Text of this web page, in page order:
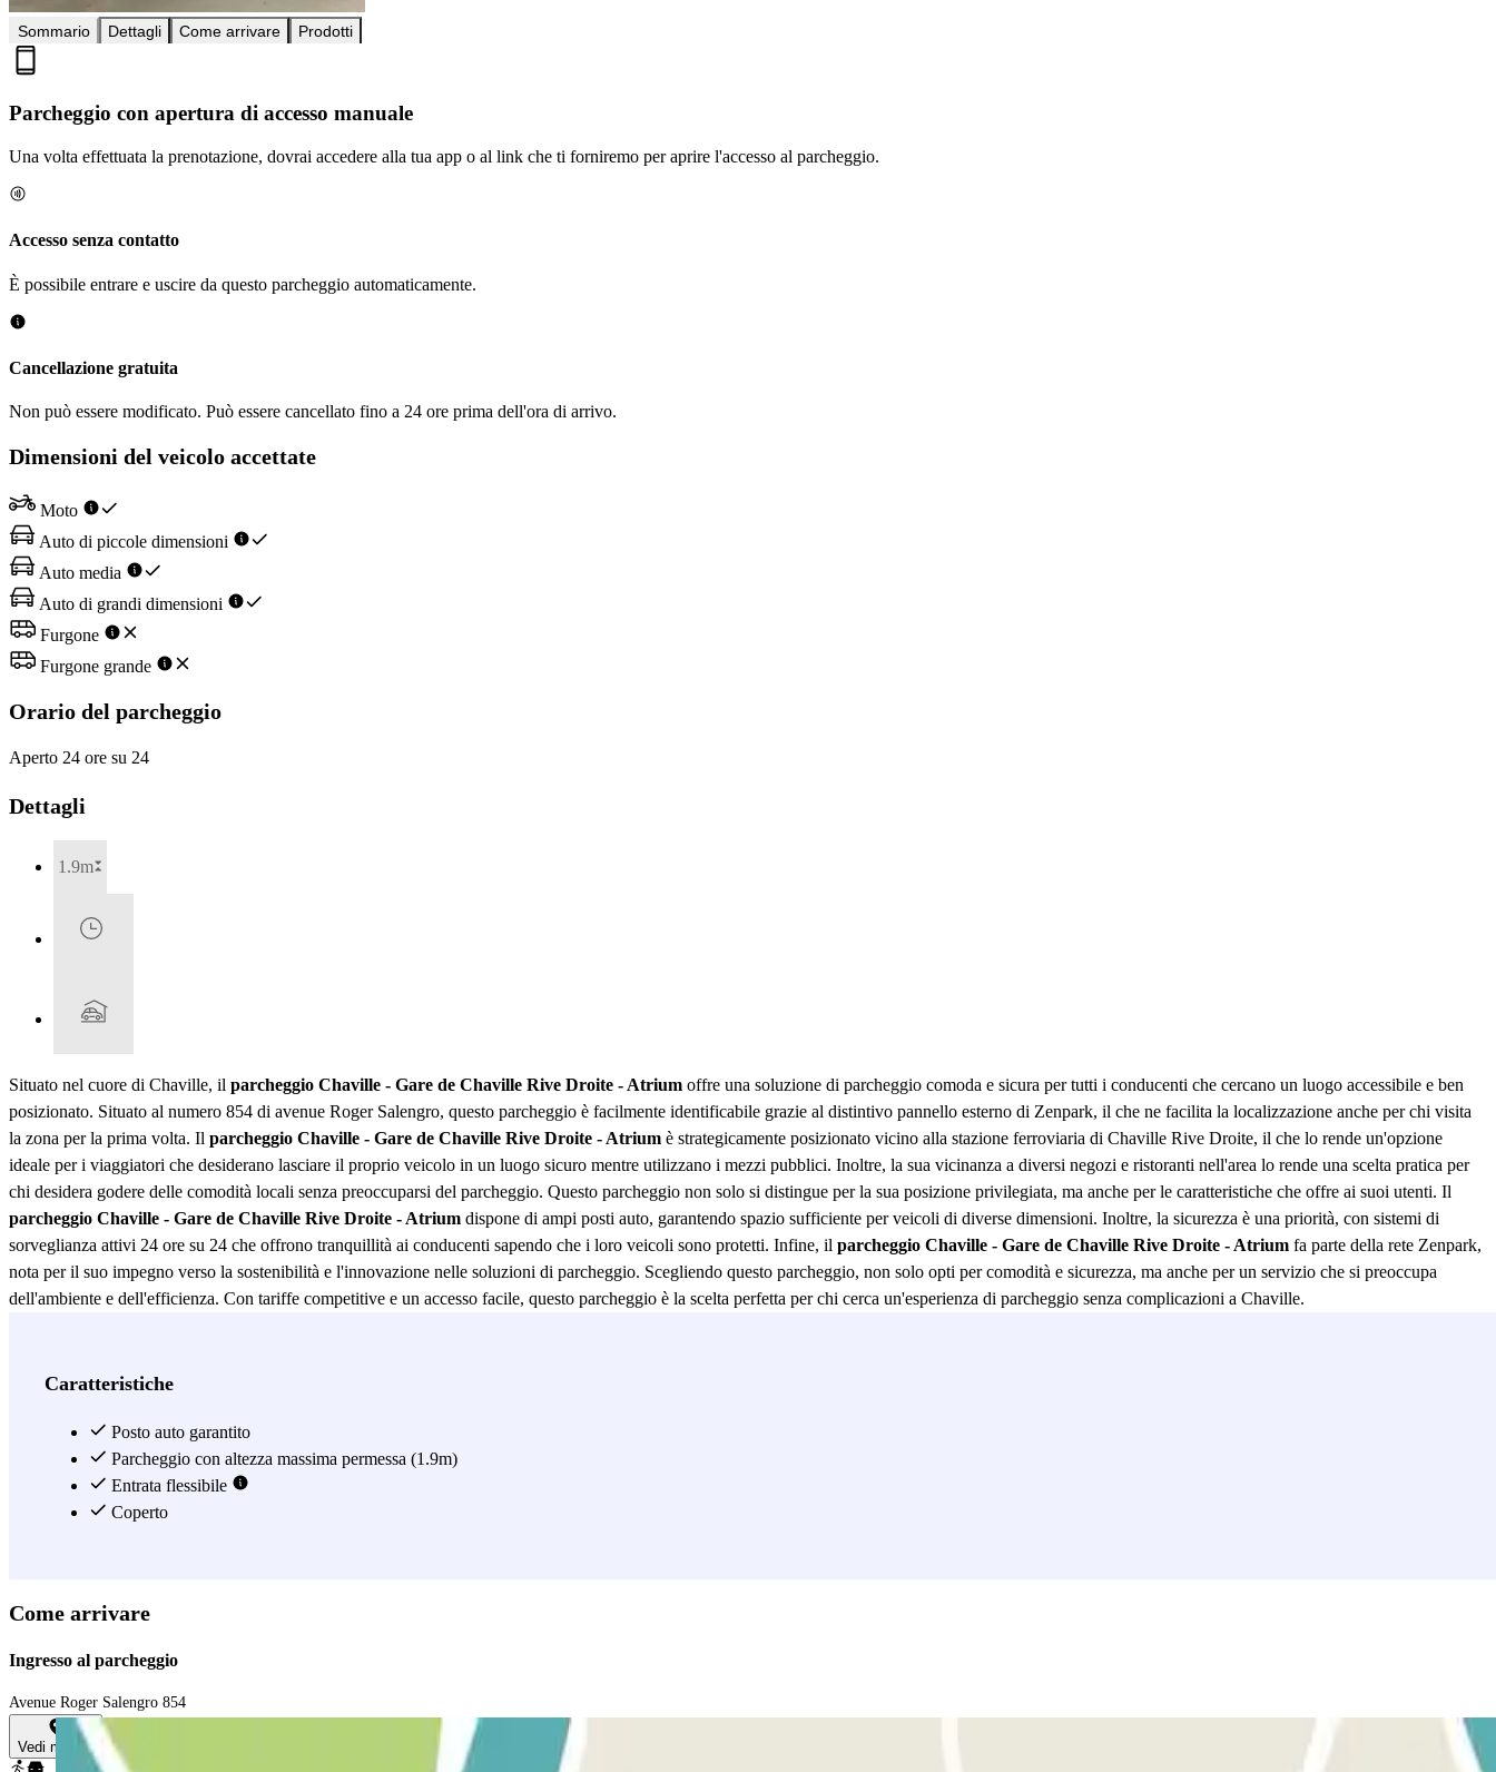
Sommario Dettagli Come arrivare Prodotti
Parcheggio con apertura di accesso manuale
Una volta effettuata la prenotazione, dovrai accedere alla tua app o al link che ti forniremo per aprire l'accesso al parcheggio.
Accesso senza contatto
È possibile entrare e uscire da questo parcheggio automaticamente.
Cancellazione gratuita
Non può essere modificato. Può essere cancellato fino a 24 ore prima dell'ora di arrivo.
Dimensioni del veicolo accettate
Moto
Auto di piccole dimensioni
Auto media
Auto di grandi dimensioni
Furgone
Furgone grande
Orario del parcheggio
Aperto 24 ore su 24
Dettagli
1.9m
Situato nel cuore di Chaville, il parcheggio Chaville - Gare de Chaville Rive Droite - Atrium offre una soluzione di parcheggio comoda e sicura per tutti i conducenti che cercano un luogo accessibile e ben
posizionato. Situato al numero 854 di avenue Roger Salengro, questo parcheggio è facilmente identificabile grazie al distintivo pannello esterno di Zenpark, il che ne facilita la localizzazione anche per chi visita
la zona per la prima volta. Il parcheggio Chaville - Gare de Chaville Rive Droite - Atrium è strategicamente posizionato vicino alla stazione ferroviaria di Chaville Rive Droite, il che lo rende un'opzione
ideale per i viaggiatori che desiderano lasciare il proprio veicolo in un luogo sicuro mentre utilizzano i mezzi pubblici. Inoltre, la sua vicinanza a diversi negozi e ristoranti nell'area lo rende una scelta pratica per
chi desidera godere delle comodità locali senza preoccuparsi del parcheggio. Questo parcheggio non solo si distingue per la sua posizione privilegiata, ma anche per le caratteristiche che offre ai suoi utenti. Il
parcheggio Chaville - Gare de Chaville Rive Droite - Atrium dispone di ampi posti auto, garantendo spazio sufficiente per veicoli di diverse dimensioni. Inoltre, la sicurezza è una priorità, con sistemi di
sorveglianza attivi 24 ore su 24 che offrono tranquillità ai conducenti sapendo che i loro veicoli sono protetti. Infine, il parcheggio Chaville - Gare de Chaville Rive Droite - Atrium fa parte della rete Zenpark,
nota per il suo impegno verso la sostenibilità e l'innovazione nelle soluzioni di parcheggio. Scegliendo questo parcheggio, non solo opti per comodità e sicurezza, ma anche per un servizio che si preoccupa
dell'ambiente e dell'efficienza. Con tariffe competitive e un accesso facile, questo parcheggio è la scelta perfetta per chi cerca un'esperienza di parcheggio senza complicazioni a Chaville.
Caratteristiche
Posto auto garantito
Parcheggio con altezza massima permessa (1.9m)
Entrata flessibile
Coperto
Come arrivare
Ingresso al parcheggio
Avenue Roger Salengro 854
Vedi mappa